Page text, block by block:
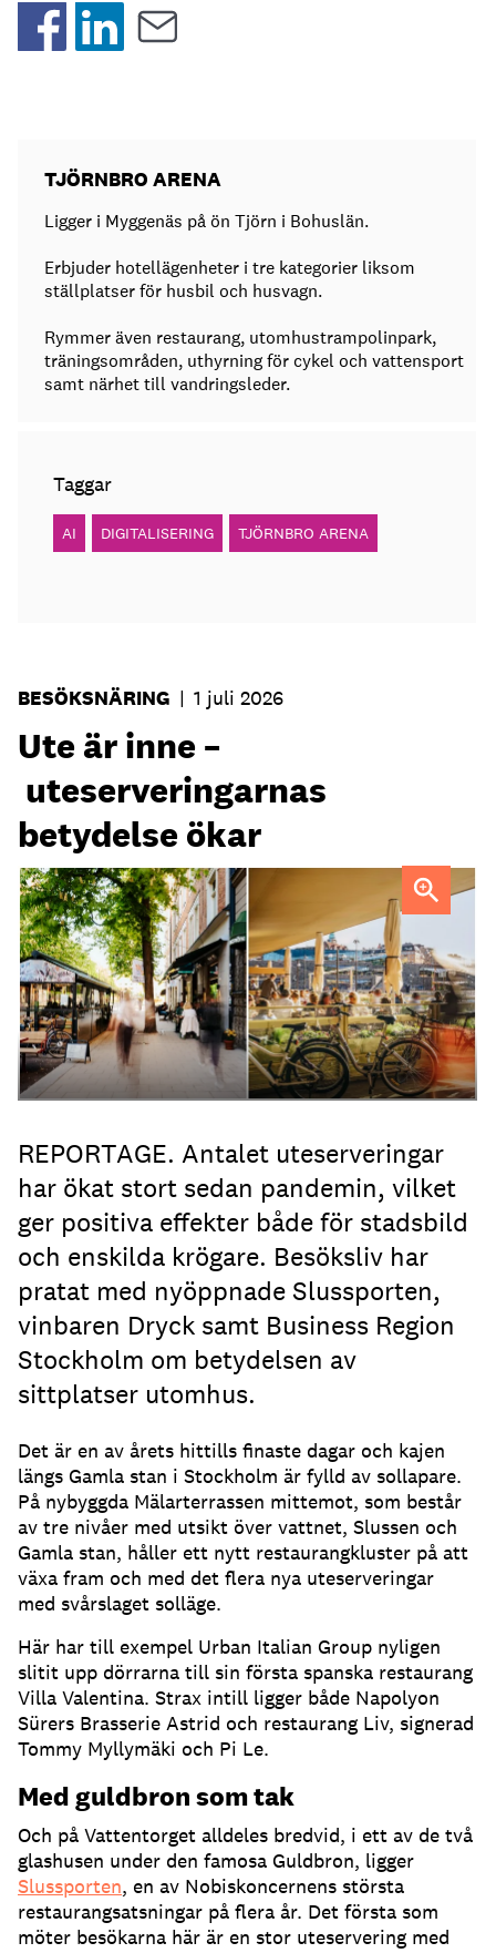
TJÖRNBRO ARENA
Ligger i Myggenäs på ön Tjörn i Bohuslän.
Erbjuder hotellägenheter i tre kategorier liksom
ställplatser för husbil och husvagn.
Rymmer även restaurang, utomhustrampolinpark,
träningsområden, uthyrning för cykel och vattensport
samt närhet till vandringsleder.
Taggar
AI DIGITALISERING TJÖRNBRO ARENA
BESÖKSNÄRING | 1 juli 2026
Ute är inne –
uteserveringarnas
betydelse ökar
Uteservering på Dryck vinbar samt Slussporten.FOTO:
Samuel Unéus
REPORTAGE. Antalet uteserveringar
har ökat stort sedan pandemin, vilket
ger positiva effekter både för stadsbild
och enskilda krögare. Besöksliv har
pratat med nyöppnade Slussporten,
vinbaren Dryck samt Business Region
Stockholm om betydelsen av
sittplatser utomhus.
Det är en av årets hittills finaste dagar och kajen
längs Gamla stan i Stockholm är fylld av sollapare.
På nybyggda Mälarterrassen mittemot, som består
av tre nivåer med utsikt över vattnet, Slussen och
Gamla stan, håller ett nytt restaurangkluster på att
växa fram och med det flera nya uteserveringar
med svårslaget solläge.
Här har till exempel Urban Italian Group nyligen
slitit upp dörrarna till sin första spanska restaurang
Villa Valentina. Strax intill ligger både Napolyon
Sürers Brasserie Astrid och restaurang Liv, signerad
Tommy Myllymäki och Pi Le.
Med guldbron som tak
Och på Vattentorget alldeles bredvid, i ett av de två
glashusen under den famosa Guldbron, ligger
Slussporten, en av Nobiskoncernens största
restaurangsatsningar på flera år. Det första som
möter besökarna här är en stor uteservering med